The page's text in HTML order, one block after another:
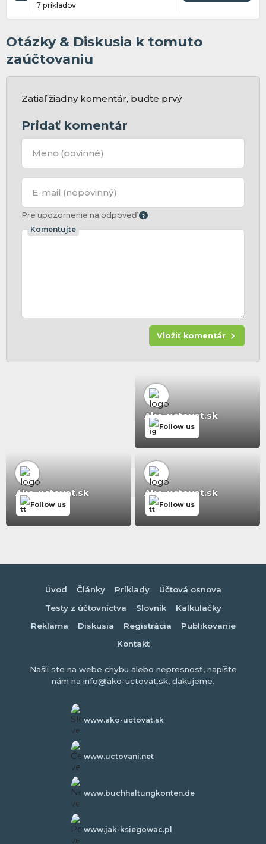
7 príkladov
Otázky & Diskusia k tomuto
zaúčtovaniu
Zatiaľ žiadny komentár, buďte prvý
Pridať komentár
Meno (povinné)
E-mail (nepovinný)
Pre upozornenie na odpoveď
Komentujte
Vložiť komentár
Ako-uctovat.sk
Follow us
Ako-uctovat.sk
Follow us
Ako-uctovat.sk
Follow us
Úvod Články Príklady
Účtová osnova
Testy z účtovníctva
Slovník
Kalkulačky
Reklama
Diskusia Registrácia
Publikovanie
Kontakt
Našli ste na webe chybu alebo nepresnosť, napíšte
nám na info@ako-uctovat.sk, ďakujeme.
www.ako-uctovat.sk
www.uctovani.net
www.buchhaltungkonten.de
www.jak-ksiegowac.pl